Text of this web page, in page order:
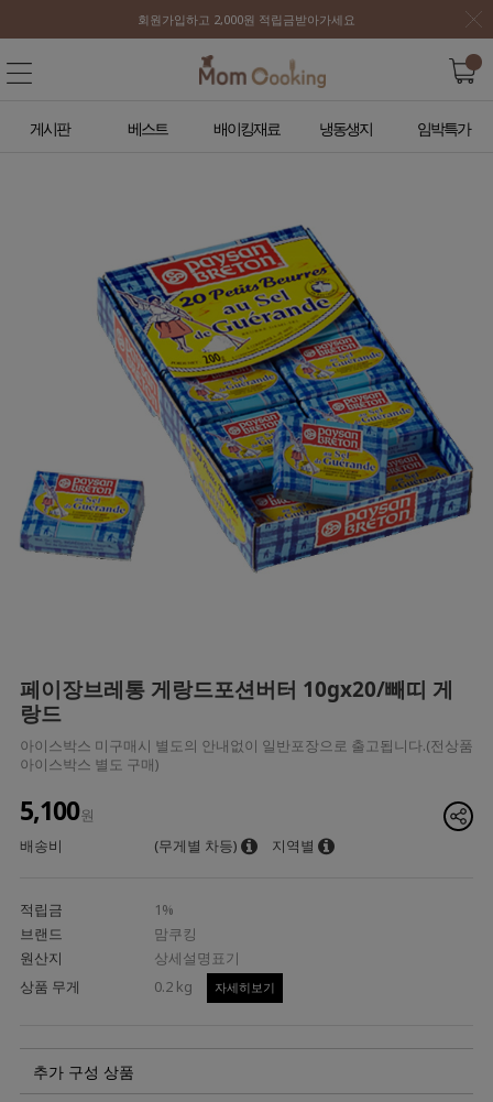
회원가입하고 2,000원 적립금받아가세요
게시판 베스트 배이킹재료 냉동생지 임박특가
페이장브레통 게랑드포션버터 10gx20/빼띠 게
랑드
아이스박스 미구매시 별도의 안내없이 일반포장으로 출고됩니다.(전상품
아이스박스 별도 구매)
5,100원
배송비
(무게별 차등) 지역별
적립금
1%
브랜드
맘쿠킹
원산지
상세설명표기
상품 무게
0.2 kg 자세히보기
추가 구성 상품